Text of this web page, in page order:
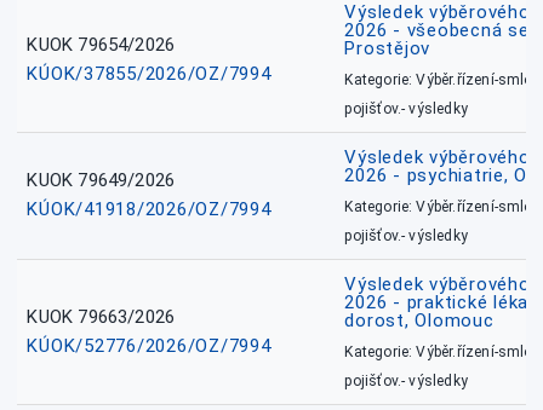
KUOK 79654/2026
KÚOK/37855/2026/OZ/7994
Výsledek výběrového
2026 - všeobecná
Prostějov
Kategorie: Výběr.řízení-
pojišťov.- výsledky
KUOK 79649/2026
KÚOK/41918/2026/OZ/7994
Výsledek výběrového
2026 - psychiatrie,
Kategorie: Výběr.řízení-
pojišťov.- výsledky
KUOK 79663/2026
KÚOK/52776/2026/OZ/7994
Výsledek výběrového
2026 - praktické
dorost, Olomouc
Kategorie: Výběr.řízení-
pojišťov.- výsledky